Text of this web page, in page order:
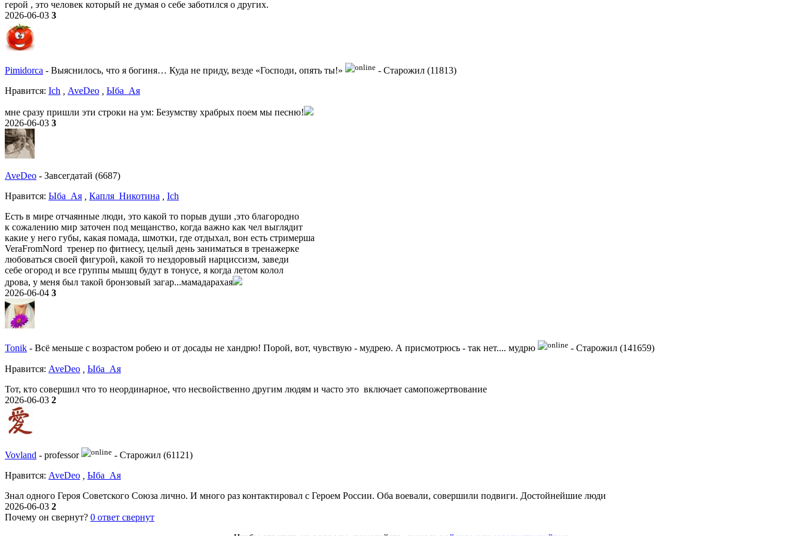
герой , это человек который не думая о себе заботился о других.
2026-06-03 3
Pimidorca - Выяснилось, что я богиня… Куда не приду, везде «Господи, опять ты!» - Старожил (11813)
Нравитcя: Ich , AveDeo , Ыба_Ая
мне сразу пришли эти строки на ум: Безумству храбрых поем мы песню!
2026-06-03 3
AveDeo - Завсегдатай (6687)
Нравитcя: Ыба_Ая , Капля_Никотина , Ich
Есть в мире отчаянные люди, это какой то порыв души ,это благородно
к сожалению мир заточен под мещанство, когда важно как чел выглядит
какие у него губы, какая помада, шмотки, где отдыхал, вон есть стримерша
VeraFromNord тренер по фитнесу, целый день заниматься в тренажерке
любоваться своей фигурой, какой то нездоровый нарциссизм, заведи
себе огород и все группы мышц будут в тонусе, я когда летом колол
дрова, у меня был такой бронзовый загар...мамадарахая
2026-06-04 3
Tonik - Всё меньше с возрастом робею и от досады не хандрю! Порой, вот, чувствую - мудрею. А присмотрюсь - так нет.... мудрю - Старожил (141659)
Нравитcя: AveDeo
Ыба_Ая
Тот, кто совершил что то неординарное, что несвойственно другим людям и часто это включает самопожертвование
2026-06-03 2
Vovland - professor - Старожил (61121)
Нравитcя: AveDeo
Ыба_Ая
Знал одного Героя Советского Союза лично. И много раз контактировал с Героем России. Оба воевали, совершили подвиги. Достойнейшие люди
2026-06-03 2
Почему он свернут? 0 ответ свернут